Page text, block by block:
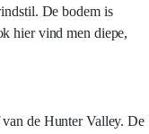
De bodem is
hier vind men diepe,
de Hunter Valley. De